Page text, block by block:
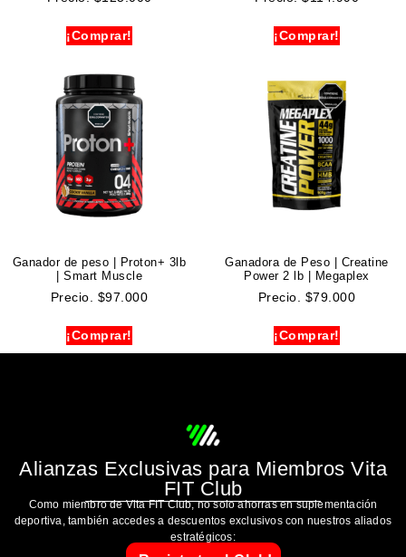
¡Comprar! ¡Comprar!
Ganador de peso | Proton+ 3lb
| Smart Muscle
Precio. $97.000
¡Comprar!
Ganadora de Peso | Creatine
Power 2 lb | Megaplex
Precio. $79.000
¡Comprar!
Alianzas Exclusivas para Miembros Vita
FIT Club
Como miembro de Vita FIT Club, no solo ahorras en suplementación
deportiva, también accedes a descuentos exclusivos con nuestros aliados
estratégicos: